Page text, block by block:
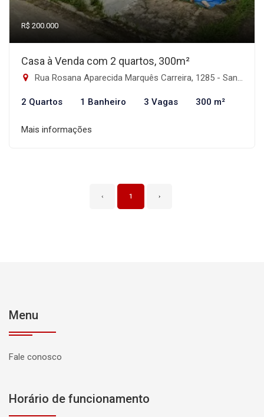
R$ 200.000
Casa à Venda com 2 quartos, 300m²
Rua Rosana Aparecida Marquês Carreira, 1285 - Santa Terezinha, Itanhaém-SP
2 Quartos 1 Banheiro 3 Vagas 300 m²
Mais informações
‹ 1 ›
Menu
Fale conosco
Horário de funcionamento